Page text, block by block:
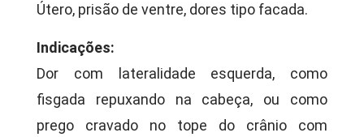
Útero, prisão de ventre, dores tipo facada.
Indicações:
Dor com lateralidade esquerda, como
fisgada repuxando na cabeça, ou como
prego cravado no tope do crânio com